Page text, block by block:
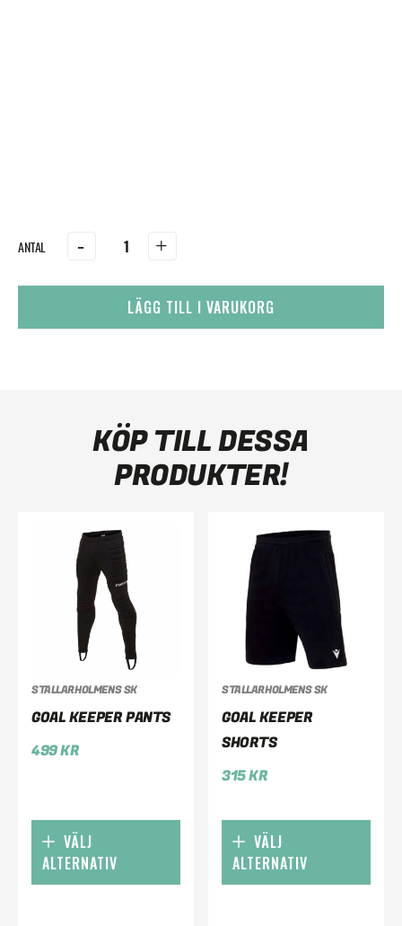
- +
LÄGG TILL I VARUKORG
KÖP TILL DESSA
PRODUKTER!
STALLARHOLMENS SK
GOAL KEEPER PANTS
499KR
VÄLJ
ALTERNATIV
STALLARHOLMENS SK
GOAL KEEPER
SHORTS
315KR
VÄLJ
ALTERNATIV